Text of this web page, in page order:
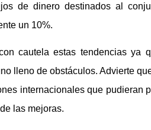
de dinero destinados al
un 10%.
cautela estas tendencias ya
lleno de obstáculos. Advierte
internacionales que pudieran
las mejoras.